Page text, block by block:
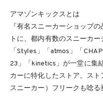
アマゾンキックスとは
『有名スニーカーショップ
トに、都内有数のスニーカ
「Styles」「atmos」「
23」「kinetics」が一堂に集
カーに特化したストア。ス
スニーカー）フリークも唸